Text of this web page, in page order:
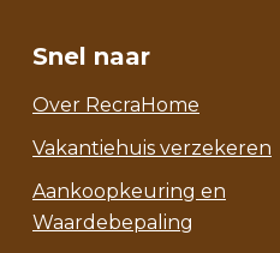
Snel naar
Over RecraHome
Vakantiehuis verzekeren
Aankoopkeuring en
Waardebepaling